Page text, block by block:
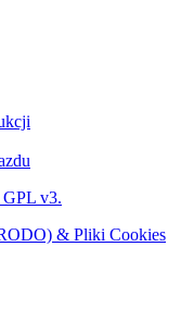
v3.
& Pliki Cookies